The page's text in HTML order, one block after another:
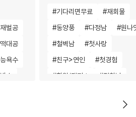
재벌공
떡대공
능욕수
수
#기다리면무료 #재회물
#동양풍 #다정남 #원나
#철벽남 #첫사랑
#친구>연인 #첫경험
#학원/캠퍼스 #집착남